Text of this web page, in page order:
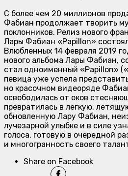
С более чем 20 миллионов
Фабиан продолжает творить
поклонников. Релиз нового
Лары Фабиан «Papillon»
Влюбленных 14 февраля 2019
нового альбома Лары Фабиан,
стал одноименный «Papillon»
певица уже успела
но красочном видеоряде
освободилась от оков
превратилась в легкую,
обновленную Лару Фабиан,
лучезарной улыбке и в силе
голоса, готовую в очередной
и многогранность своего
Share on Facebook